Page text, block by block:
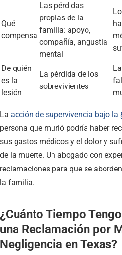
Qué
compensa
Las pérdidas
propias de la
familia: apoyo,
compañía, angustia
mental
De quién
es la
lesión
La pérdida de los
sobrevivientes
La acción de supervivencia bajo la
persona que murió podría haber
sus gastos médicos y el dolor y
de la muerte. Un abogado con
reclamaciones para que se
la familia.
¿Cuánto Tiempo
una Reclamación por
Negligencia en Texas?